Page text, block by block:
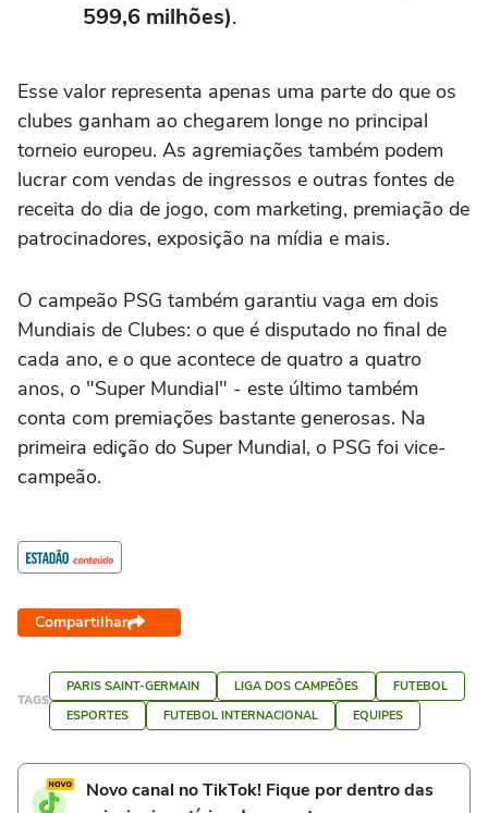
599,6 milhões).
Esse valor representa apenas uma parte do que os
clubes ganham ao chegarem longe no principal
torneio europeu. As agremiações também podem
lucrar com vendas de ingressos e outras fontes de
receita do dia de jogo, com marketing, premiação de
patrocinadores, exposição na mídia e mais.
O campeão PSG também garantiu vaga em dois
Mundiais de Clubes: o que é disputado no final de
cada ano, e o que acontece de quatro a quatro
anos, o "Super Mundial" - este último também
conta com premiações bastante generosas. Na
primeira edição do Super Mundial, o PSG foi vice-
campeão.
Compartilhar
TAGS
PARIS SAINT-GERMAIN LIGA DOS CAMPEÕES
FUTEBOL
ESPORTES
FUTEBOL INTERNACIONAL EQUIPES
Novo canal no TikTok! Fique por dentro das